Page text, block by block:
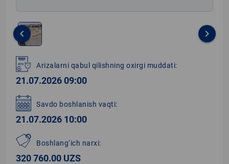
1
of
1
keyboard_arrow_left keyboard_arrow_right
Arizalarni qabul qilishning oxirgi muddati:
21.07.2026 09:00
Savdo boshlanish vaqti:
21.07.2026 10:00
Boshlang‘ich narxi:
320 760.00 UZS